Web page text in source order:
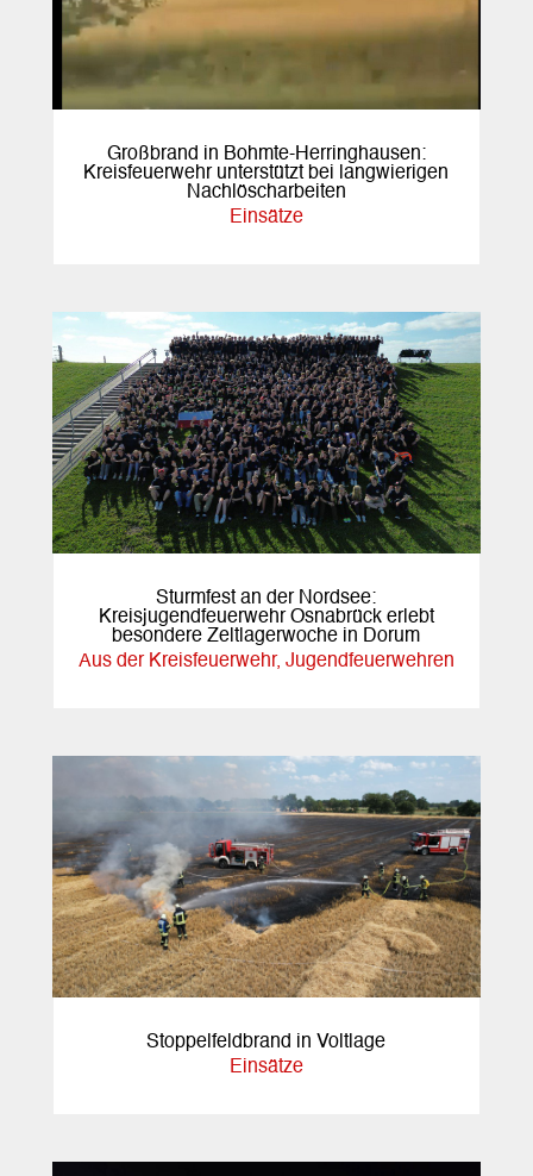
Großbrand in Bohmte-Herringhausen:
Kreisfeuerwehr unterstützt bei langwierigen
Nachlöscharbeiten
Einsätze
Sturmfest an der Nordsee:
Kreisjugendfeuerwehr Osnabrück erlebt
besondere Zeltlagerwoche in Dorum
Aus der Kreisfeuerwehr, Jugendfeuerwehren
Stoppelfeldbrand in Voltlage
Einsätze